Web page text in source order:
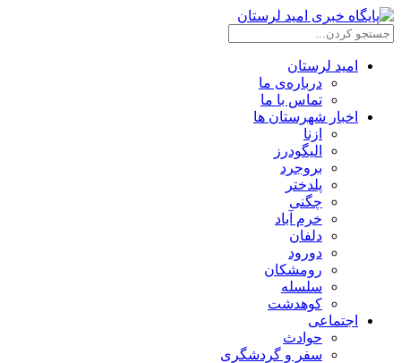
امید لرستان
درباره‌ی ما
تماس با ما
اخبار شهرستان ها
ازنا
الیگودرز
بروجرد
پلدختر
چگنی
خرم آباد
دلفان
دورود
رومشکان
سلسله
کوهدشت
اجتماعی
حوادث
سفر و گردشگری